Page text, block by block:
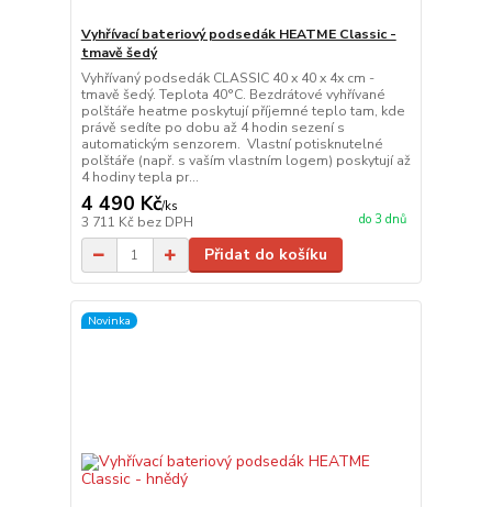
Vyhřívací bateriový podsedák HEATME Classic -
tmavě šedý
Vyhřívaný podsedák CLASSIC 40 x 40 x 4x cm -
tmavě šedý. Teplota 40°C. Bezdrátové vyhřívané
polštáře heatme poskytují příjemné teplo tam, kde
právě sedíte po dobu až 4 hodin sezení s
automatickým senzorem. Vlastní potisknutelné
polštáře (např. s vaším vlastním logem) poskytují až
4 hodiny tepla pr...
4 490 Kč/ks
3 711 Kč bez DPH do 3 dnů
Přidat do košíku
Novinka